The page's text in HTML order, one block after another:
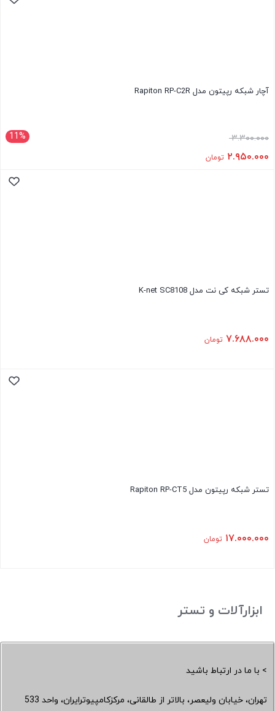
آچار شبکه رپیتون مدل Rapiton RP-C2R
11% ۳.۳۰۰.۰۰۰
۲.۹۵۰.۰۰۰ تومان
تستر شبکه کی نت مدل K-net SC8108
۷.۶۸۸.۰۰۰ تومان
تستر شبکه رپیتون مدل Rapiton RP-CT5
۱۷.۰۰۰.۰۰۰ تومان
ابزارآلات و تستر
> با ما در ارتباط باشید
تهران، خیابان ولیعصر، بالاتر از طالقانی، مرکزکامپیوترایران، واحد 533